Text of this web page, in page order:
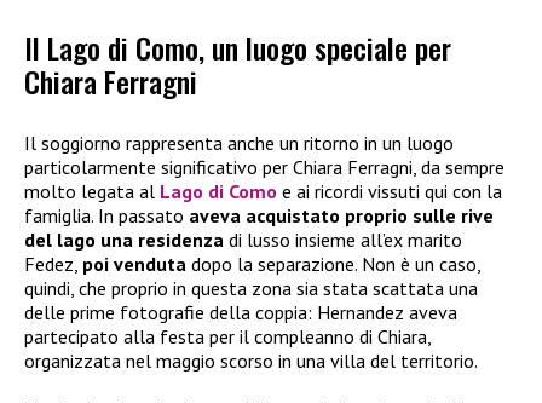
Il Lago di Como, un luogo speciale per
Chiara Ferragni
Il soggiorno rappresenta anche un ritorno in un luogo
particolarmente significativo per Chiara Ferragni, da sempre
molto legata al Lago di Como e ai ricordi vissuti qui con la
famiglia. In passato aveva acquistato proprio sulle rive
del lago una residenza di lusso insieme all’ex marito
Fedez, poi venduta dopo la separazione. Non è un caso,
quindi, che proprio in questa zona sia stata scattata una
delle prime fotografie della coppia: Hernandez aveva
partecipato alla festa per il compleanno di Chiara,
organizzata nel maggio scorso in una villa del territorio.